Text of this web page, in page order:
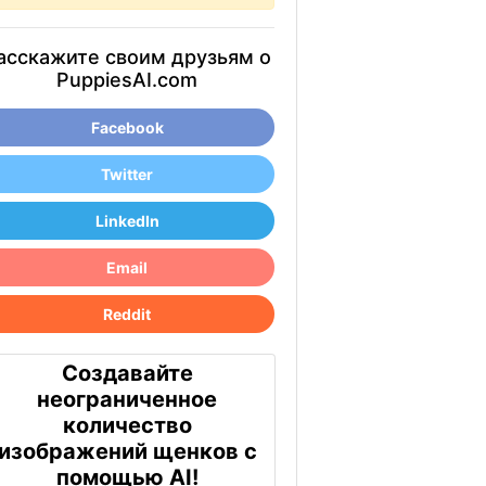
своим друзьям о
PuppiesAI.com
Facebook
Twitter
LinkedIn
Email
Reddit
Создавайте
неограниченное
количество
щенков с
помощью AI!